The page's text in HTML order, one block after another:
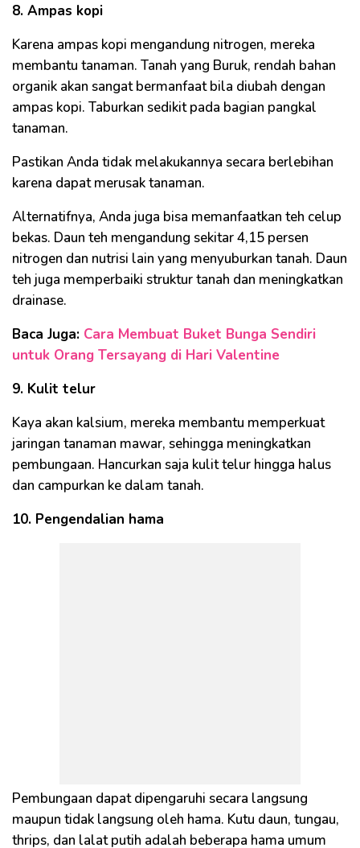
8. Ampas kopi
Karena ampas kopi mengandung nitrogen, mereka
membantu tanaman. Tanah yang Buruk, rendah bahan
organik akan sangat bermanfaat bila diubah dengan
ampas kopi. Taburkan sedikit pada bagian pangkal
tanaman.
Pastikan Anda tidak melakukannya secara berlebihan
karena dapat merusak tanaman.
Alternatifnya, Anda juga bisa memanfaatkan teh celup
bekas. Daun teh mengandung sekitar 4,15 persen
nitrogen dan nutrisi lain yang menyuburkan tanah. Daun
teh juga memperbaiki struktur tanah dan meningkatkan
drainase.
Baca Juga: Cara Membuat Buket Bunga Sendiri
untuk Orang Tersayang di Hari Valentine
9. Kulit telur
Kaya akan kalsium, mereka membantu memperkuat
jaringan tanaman mawar, sehingga meningkatkan
pembungaan. Hancurkan saja kulit telur hingga halus
dan campurkan ke dalam tanah.
10. Pengendalian hama
Pembungaan dapat dipengaruhi secara langsung
maupun tidak langsung oleh hama. Kutu daun, tungau,
thrips, dan lalat putih adalah beberapa hama umum